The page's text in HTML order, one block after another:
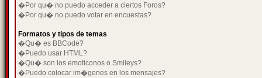
�Por qu� no puedo acceder a ciertos Foros?
�Por qu� no puedo votar en encuestas?
Formatos y tipos de temas
�Qu� es BBCode?
�Puedo usar HTML?
�Qu� son los emoticonos o Smileys?
�Puedo colocar im�genes en los mensajes?